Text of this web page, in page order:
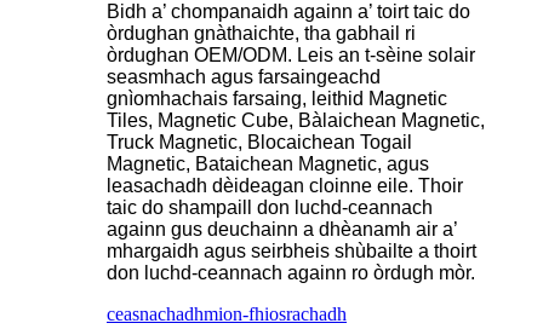
Bidh a’ chompanaidh againn a’ toirt taic do
òrdughan gnàthaichte, tha gabhail ri
òrdughan OEM/ODM. Leis an t-sèine solair
seasmhach agus farsaingeachd
gnìomhachais farsaing, leithid Magnetic
Tiles, Magnetic Cube, Bàlaichean Magnetic,
Truck Magnetic, Blocaichean Togail
Magnetic, Bataichean Magnetic, agus
leasachadh dèideagan cloinne eile. Thoir
taic do shampaill don luchd-ceannach
againn gus deuchainn a dhèanamh air a’
mhargaidh agus seirbheis shùbailte a thoirt
don luchd-ceannach againn ro òrdugh mòr.
ceasnachadhmion-fhiosrachadh